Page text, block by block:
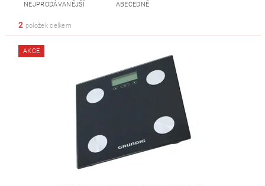
NEJPRODÁVANĚJŠÍ ABECEDNĚ
2 položek celkem
AKCE